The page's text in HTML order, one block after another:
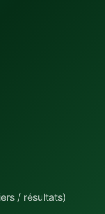
/ résultats)